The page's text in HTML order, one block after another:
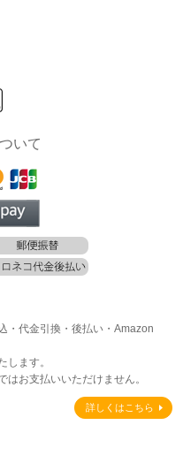
いて
・代金引換・後払い・Amazon
ます。
お支払いいただけません。
詳しくはこちら